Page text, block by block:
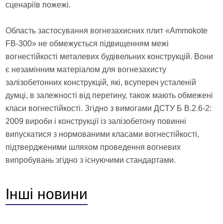
сценаріїв пожежі.
Область застосування вогнезахисних плит «Ammokote
FB-300» не обмежується підвищенням межі
вогнестійкості металевих будівельних конструкцій. Вони
є незамінним матеріалом для вогнезахисту
залізобетонних конструкцій, які, всупереч усталеній
думці, в залежності від перетину, також мають обмежені
класи вогнестійкості. Згідно з вимогами ДСТУ Б В.2.6-2:
2009 вироби і конструкції із залізобетону повинні
випускатися з нормованими класами вогнестійкості,
підтвердженими шляхом проведення вогневих
випробувань згідно з існуючими стандартами.
Інші новини